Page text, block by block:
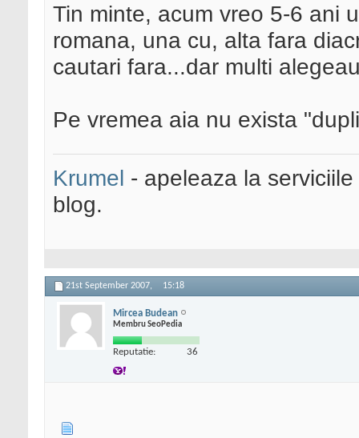
Tin minte, acum vreo 5-6 ani
romana, una cu, alta fara
cautari fara...dar multi
Pe vremea aia nu exista
Krumel - apeleaza la
blog.
21st September 2007, 15:18
Mircea Budean
Membru SeoPedia
Reputatie: 36